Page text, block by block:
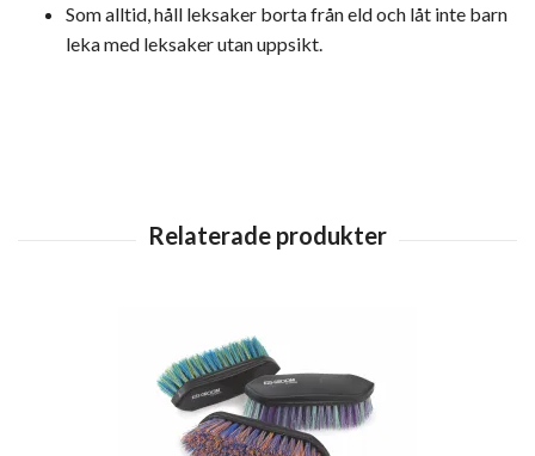
Som alltid, håll leksaker borta från eld och låt inte barn
leka med leksaker utan uppsikt.